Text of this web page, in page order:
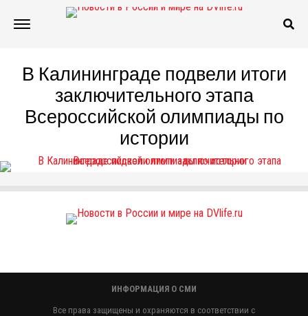
В Калининграде подвели итоги
заключительного этапа
Всероссийской олимпиады по
истории
ИНФОРМАЦИЯ О СМИ
Все права защищены и охраняются в соответствии с